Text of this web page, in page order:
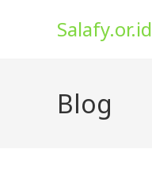
Salafy.or.id
Blog